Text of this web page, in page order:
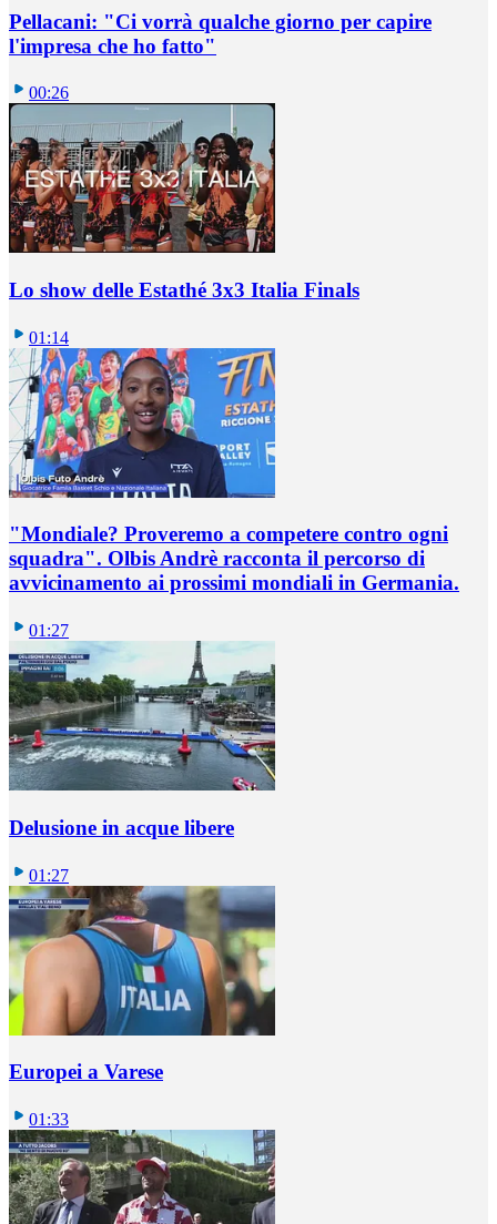
Pellacani: "Ci vorrà qualche giorno per capire
l'impresa che ho fatto"
00:26
Lo show delle Estathé 3x3 Italia Finals
01:14
"Mondiale? Proveremo a competere contro ogni
squadra". Olbis Andrè racconta il percorso di
avvicinamento ai prossimi mondiali in Germania.
01:27
Delusione in acque libere
01:27
Europei a Varese
01:33